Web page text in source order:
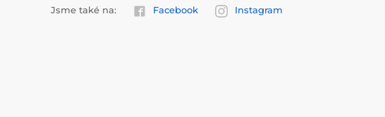
Jsme také na: Facebook Instagram